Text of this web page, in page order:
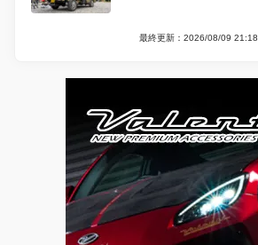
最終更新：2026/08/09 21:18